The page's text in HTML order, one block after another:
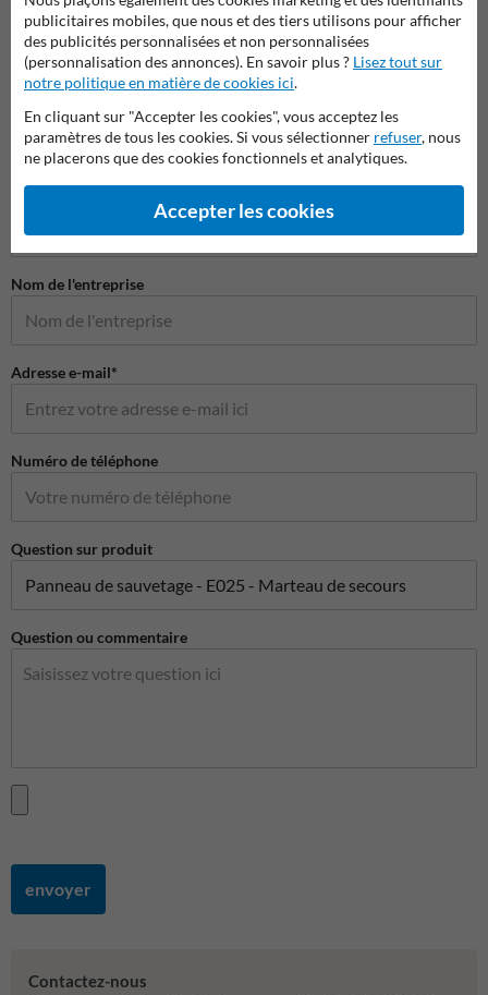
Poser votre question à Panneausecurite.be
Nom de l'entreprise
Adresse e-mail*
Numéro de téléphone
Question sur produit
Question ou commentaire
envoyer
Contactez-nous
publicitaires mobiles, que nous et des tiers utilisons pour afficher
des publicités personnalisées et non personnalisées
(personnalisation des annonces). En savoir plus ? Lisez tout sur
notre politique en matière de cookies ici.
En cliquant sur "Accepter les cookies", vous acceptez les
paramètres de tous les cookies. Si vous sélectionner refuser, nous
ne placerons que des cookies fonctionnels et analytiques.
Accepter les cookies